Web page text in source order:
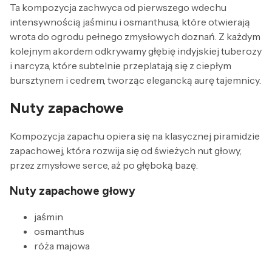
Ta kompozycja zachwyca od pierwszego wdechu
intensywnością jaśminu i osmanthusa, które otwierają
wrota do ogrodu pełnego zmysłowych doznań. Z każdym
kolejnym akordem odkrywamy głębię indyjskiej tuberozy
i narcyza, które subtelnie przeplatają się z ciepłym
bursztynem i cedrem, tworząc elegancką aurę tajemnicy.
Nuty zapachowe
Kompozycja zapachu opiera się na klasycznej piramidzie
zapachowej, która rozwija się od świeżych nut głowy,
przez zmysłowe serce, aż po głęboką bazę.
Nuty zapachowe głowy
jaśmin
osmanthus
róża majowa